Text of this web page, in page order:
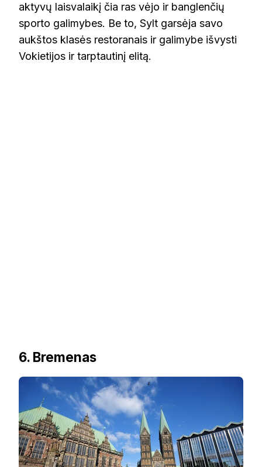
aktyvų laisvalaikį čia ras vėjo ir banglenčių
sporto galimybes. Be to, Sylt garsėja savo
aukštos klasės restoranais ir galimybe išvysti
Vokietijos ir tarptautinį elitą.
6. Bremenas